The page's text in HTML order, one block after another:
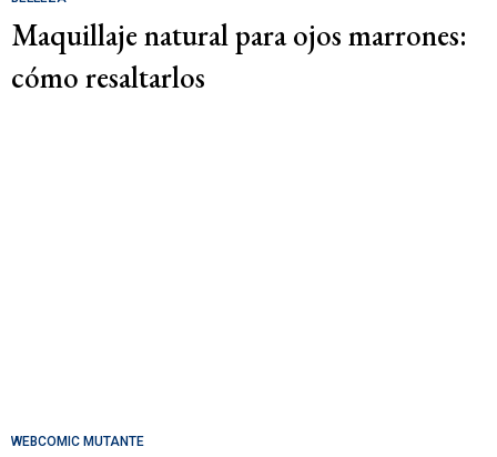
Maquillaje natural para ojos marrones:
cómo resaltarlos
WEBCOMIC MUTANTE